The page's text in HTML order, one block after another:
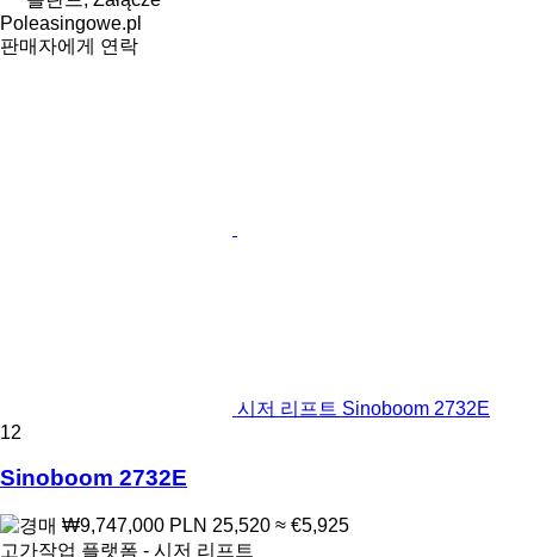
Poleasingowe.pl
판매자에게 연락
시저 리프트 Sinoboom 2732E
12
Sinoboom 2732E
₩9,747,000 PLN 25,520 ≈ €5,925
고가작업 플랫폼 - 시저 리프트